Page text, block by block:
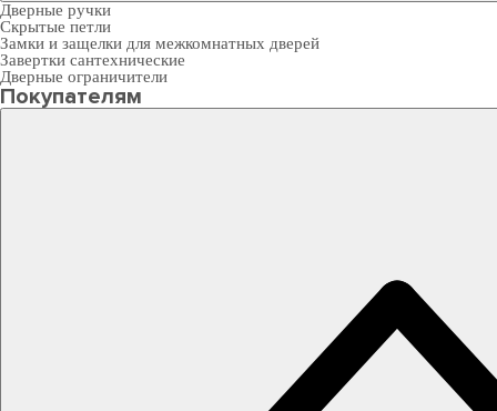
Дверные ручки
Скрытые петли
Замки и защелки для межкомнатных дверей
Завертки сантехнические
Дверные ограничители
Покупателям